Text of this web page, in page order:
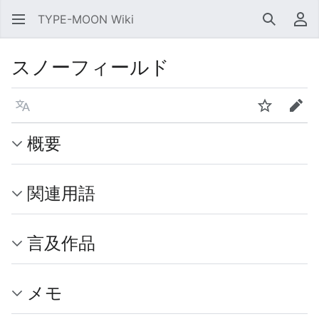
TYPE-MOON Wiki 検索 利
スノーフィールド
言語 ウォッチ編集
概要
関連用語
言及作品
メモ